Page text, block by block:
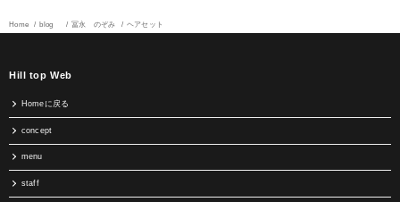
Home blog 冨永 のぞみ ヘアセット
Hill top Web
Homeに戻る
concept
menu
staff